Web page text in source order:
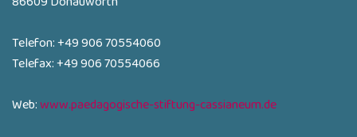
Telefon: +49 906 70554060
Telefax: +49 906 70554066
Web:www.paedagogische-stiftung-cassianeum.de